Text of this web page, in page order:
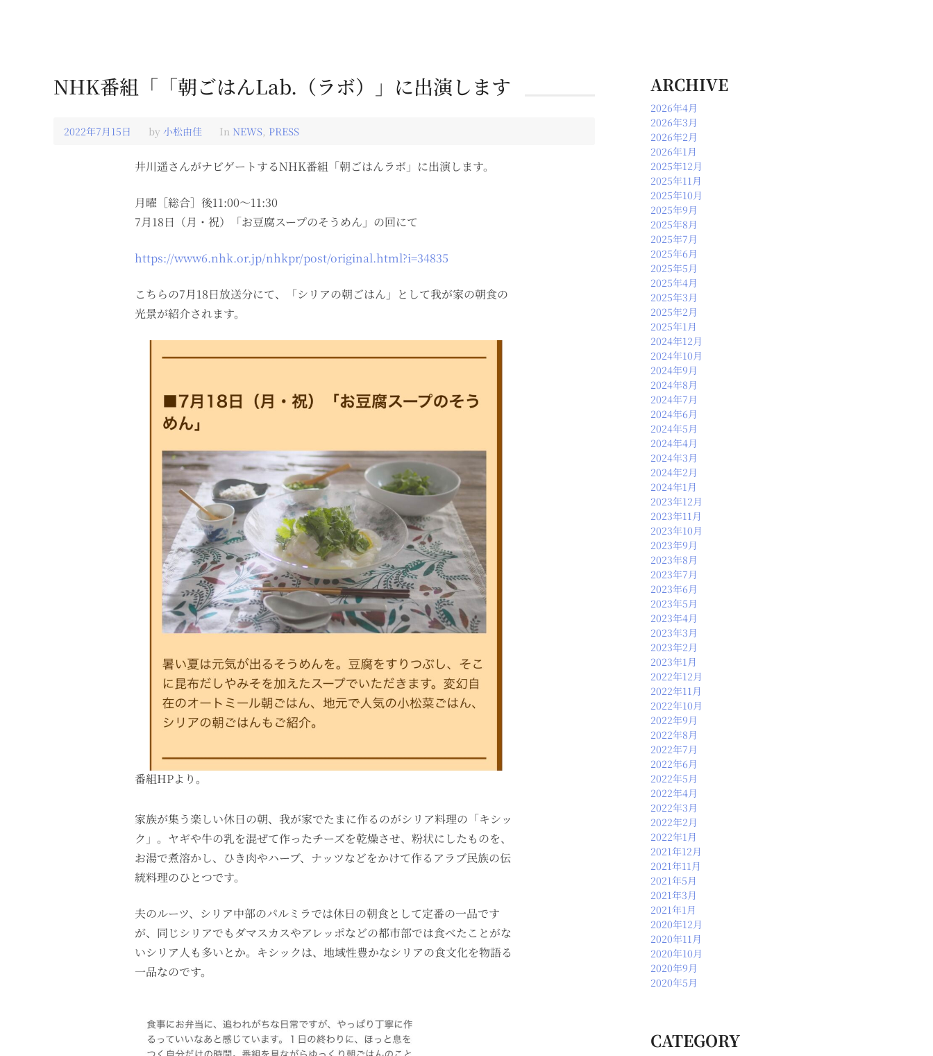
NHK番組「「朝ごはんLab.（ラボ）」に出演します
2022年7月15日 2022
月
16
by 小松由佳 In NEWS, PRESS
井川遥さんがナビゲートするNHK番組「朝ごはんラボ」に出演します。
月曜［総合］後11:00～11:30
7月18日（月・祝）「お豆腐スープのそうめん」の回にて
https://www6.nhk.or.jp/nhkpr/post/original.html?i=34835
こちらの7月18日放送分にて、「シリアの朝ごはん」として我が家の朝食の
光景が紹介されます。
番組HPより。
家族が集う楽しい休日の朝、我が家でたまに作るのがシリア料理の「キシッ
ク」。ヤギや牛の乳を混ぜて作ったチーズを乾燥させ、粉状にしたものを、
お湯で煮溶かし、ひき肉やハーブ、ナッツなどをかけて作るアラブ民族の伝
統料理のひとつです。
夫のルーツ、シリア中部のパルミラでは休日の朝食として定番の一品です
が、同じシリアでもダマスカスやアレッポなどの都市部では食べたことがな
いシリア人も多いとか。キシックは、地域性豊かなシリアの食文化を物語る
一品なのです。
ARCHIVE
2026年4月
2026年3月
2026年2月
2026年1月
2025年12月
2025年11月
2025年10月
2025年9月
2025年8月
2025年7月
2025年6月
2025年5月
2025年4月
2025年3月
2025年2月
2025年1月
2024年12月
2024年10月
2024年9月
2024年8月
2024年7月
2024年6月
2024年5月
2024年4月
2024年3月
2024年2月
2024年1月
2023年12月
2023年11月
2023年10月
2023年9月
2023年8月
2023年7月
2023年6月
2023年5月
2023年4月
2023年3月
2023年2月
2023年1月
2022年12月
2022年11月
2022年10月
2022年9月
2022年8月
2022年7月
2022年6月
2022年5月
2022年4月
2022年3月
2022年2月
2022年1月
2021年12月
2021年11月
2021年5月
2021年3月
2021年1月
2020年12月
2020年11月
2020年10月
2020年9月
2020年5月
CATEGORY